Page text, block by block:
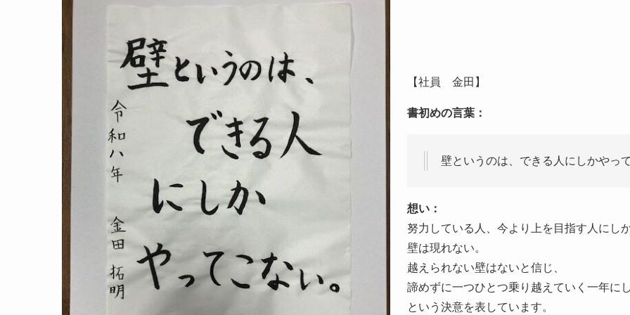
【社員 金田】
書初めの言葉：
壁というのは、できる人にしかやっ
想い：
努力している人、今より上を目指す人にし
壁は現れない。
越えられない壁はないと信じ、
諦めずに一つひとつ乗り越えていく一年に
という決意を表しています。